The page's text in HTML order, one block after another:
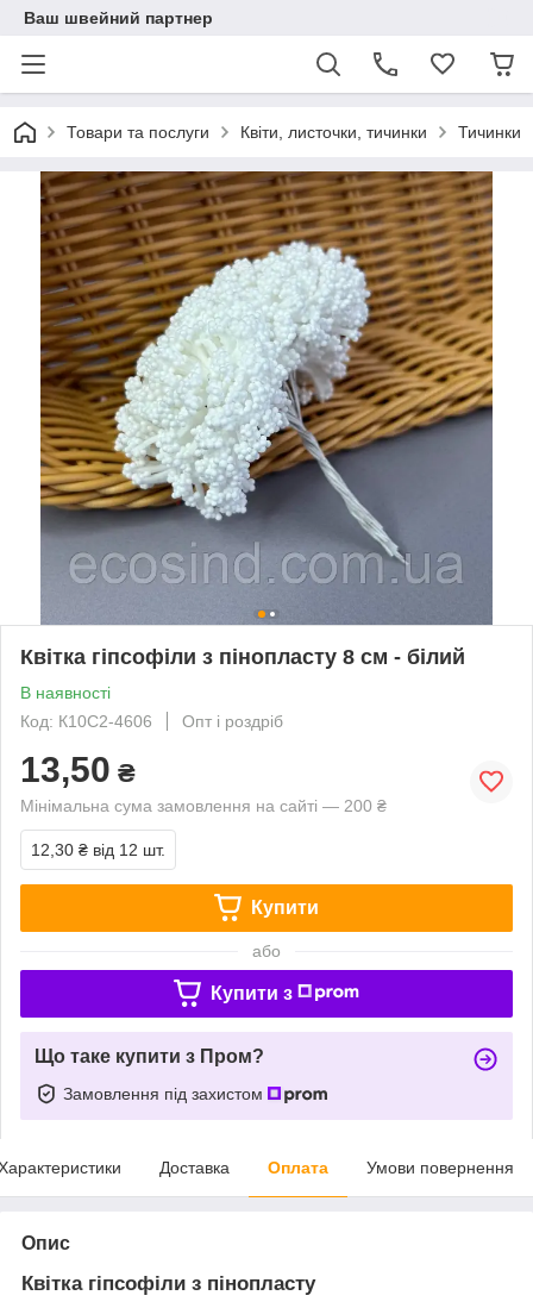
Ваш швейний партнер
Товари та послуги Квіти, листочки, тичинки Тичинки
Квітка гіпсофіли з пінопласту 8 см - білий
В наявності
Код: К10С2-4606
Опт і роздріб
13,50 ₴
Мінімальна сума замовлення на сайті — 200 ₴
12,30 ₴ від 12 шт.
Купити
або
Купити з
Що таке купити з Пром?
Замовлення під захистом
Доставка Оплата Умови повернення
Опис
Квітка гіпсофіли з пінопласту